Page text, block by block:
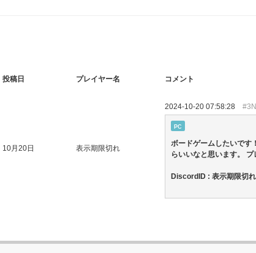
投稿日 プレイヤー名 コメント
10月20日 表示期限切れ
2024-10-20 07:58:28
PC
ボードゲームしたいです
らいいなと思います。 プ
DiscordID : 表示期限切れ